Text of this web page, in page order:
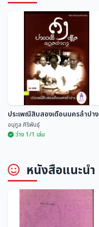
ประเพณีสิบสองเดือนนครลำปาง
ประเพณีสิบสองเดือนนครลำปาง
อนุกูล ศิริพันธุ์
ว่าง 1/1 เล่ม
หนังสือแนะนำ